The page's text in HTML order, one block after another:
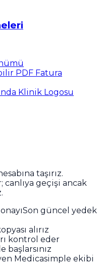
PDF Fatura
Klinik Logosu
taşırız.
geçişi ancak
Son güncel yedek
alırız
kontrol eder
başlarsınız